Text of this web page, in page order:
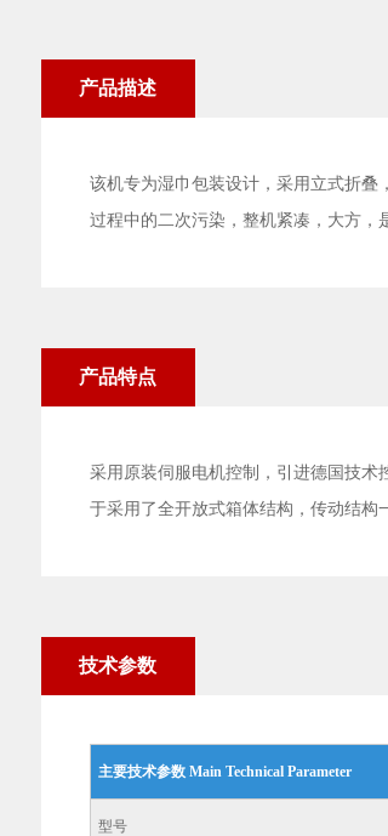
产品描述
该机专为湿巾包装设计，采用立式折
过程中的二次污染，整机紧凑，大方，
产品特点
采用原装伺服电机控制，引进德国技术
于采用了全开放式箱体结构，传动结构
技术参数
主要技术参数 Main Technical Parameter
型号